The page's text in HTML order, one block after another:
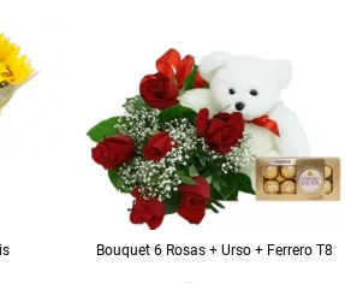
Bouquet 6 Rosas + Urso + Ferrero T8